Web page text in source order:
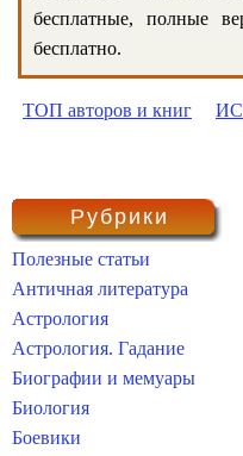
бесплатные, полные
бесплатно.
ТОП авторов и книг
Рубрики
Полезные статьи
Античная литература
Астрология
Астрология. Гадание
Биографии и мемуары
Биология
Боевики